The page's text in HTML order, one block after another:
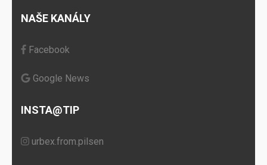
NAŠE KANÁLY
Facebook
Google News
INSTA@TIP
urbex.from.pilsen